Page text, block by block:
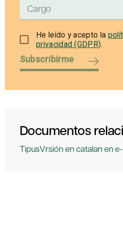
He leído y acepto la
privacidad (GDPR).
Subscribirme
Documentos
TipusVrsión en catalan en